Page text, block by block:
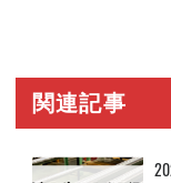
関連記事